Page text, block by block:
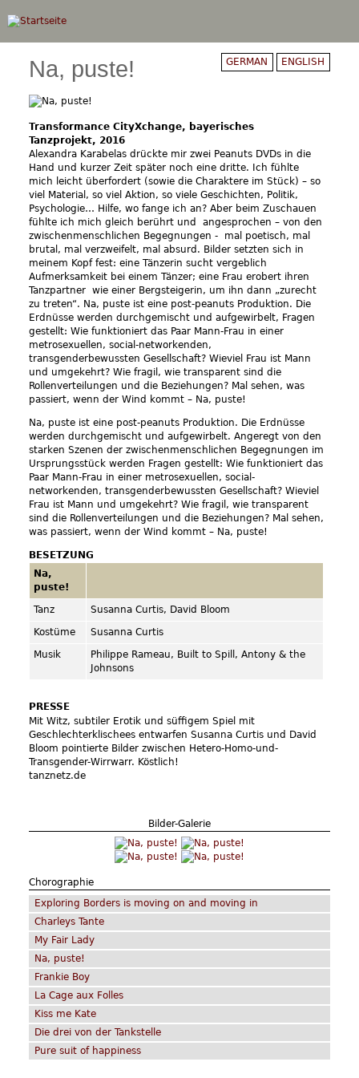
zum
GERMAN ENGLISH
Na, puste!
Transformance CityXchange, bayerisches
Tanzprojekt, 2016
Alexandra Karabelas drückte mir zwei Peanuts DVDs in die
Hand und kurzer Zeit später noch eine dritte. Ich fühlte
mich leicht überfordert (sowie die Charaktere im Stück) – so
viel Material, so viel Aktion, so viele Geschichten, Politik,
Psychologie… Hilfe, wo fange ich an? Aber beim Zuschauen
fühlte ich mich gleich berührt und angesprochen – von den
zwischenmenschlichen Begegnungen - mal poetisch, mal
brutal, mal verzweifelt, mal absurd. Bilder setzten sich in
meinem Kopf fest: eine Tänzerin sucht vergeblich
Aufmerksamkeit bei einem Tänzer; eine Frau erobert ihren
Tanzpartner wie einer Bergsteigerin, um ihn dann „zurecht
zu treten“. Na, puste ist eine post-peanuts Produktion. Die
Erdnüsse werden durchgemischt und aufgewirbelt, Fragen
gestellt: Wie funktioniert das Paar Mann-Frau in einer
metrosexuellen, social-networkenden,
transgenderbewussten Gesellschaft? Wieviel Frau ist Mann
und umgekehrt? Wie fragil, wie transparent sind die
Rollenverteilungen und die Beziehungen? Mal sehen, was
passiert, wenn der Wind kommt – Na, puste!
Na, puste ist eine post-peanuts Produktion. Die Erdnüsse
werden durchgemischt und aufgewirbelt. Angeregt von den
starken Szenen der zwischenmenschlichen Begegnungen im
Ursprungsstück werden Fragen gestellt: Wie funktioniert das
Paar Mann-Frau in einer metrosexuellen, social-
networkenden, transgenderbewussten Gesellschaft? Wieviel
Frau ist Mann und umgekehrt? Wie fragil, wie transparent
sind die Rollenverteilungen und die Beziehungen? Mal sehen,
was passiert, wenn der Wind kommt – Na, puste!
BESETZUNG
Na,
puste!
Tanz
Susanna Curtis, David Bloom
Kostüme
Susanna Curtis
Musik
Philippe Rameau, Built to Spill, Antony & the
Johnsons
PRESSE
Mit Witz, subtiler Erotik und süffigem Spiel mit
Geschlechterklischees entwarfen Susanna Curtis und David
Bloom pointierte Bilder zwischen Hetero-Homo-und-
Transgender-Wirrwarr. Köstlich!
tanznetz.de
Bilder-Galerie
Chorographie
Exploring Borders is moving on and moving in
Charleys Tante
My Fair Lady
Na, puste!
Frankie Boy
La Cage aux Folles
Kiss me Kate
Die drei von der Tankstelle
Pure suit of happiness